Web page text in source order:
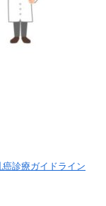
診療ガイドライン